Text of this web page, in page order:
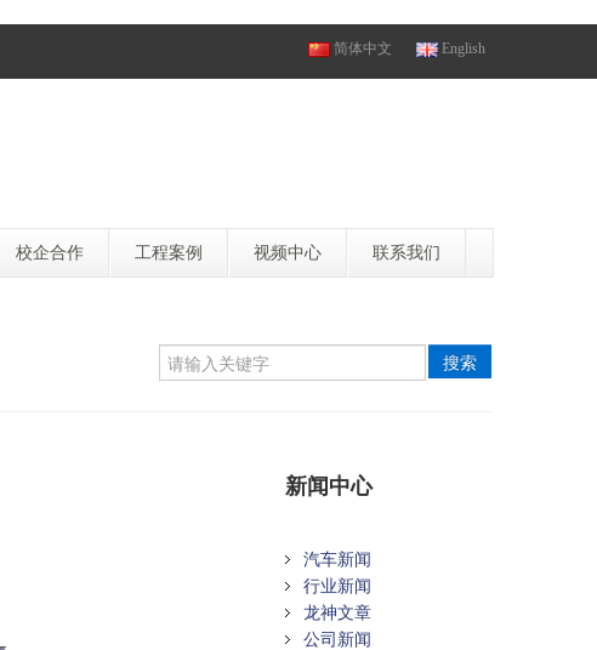
简体中文 English
校企合作 工程案例 视频中心 联系我们
搜索
新闻中心
汽车新闻
行业新闻
龙神文章
公司新闻